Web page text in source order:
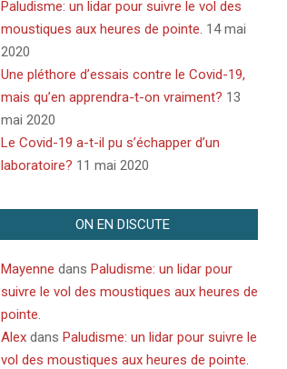
Paludisme: un lidar pour suivre le vol des
moustiques aux heures de pointe. 14 mai
2020
Une pléthore d’essais contre le Covid-19,
mais qu’en apprendra-t-on vraiment? 13
mai 2020
Le Covid-19 a-t-il pu s’échapper d’un
laboratoire? 11 mai 2020
ON EN DISCUTE
Mayenne dans Paludisme: un lidar pour
suivre le vol des moustiques aux heures de
pointe.
Alexdans Paludisme: un lidar pour suivre le
vol des moustiques aux heures de pointe.